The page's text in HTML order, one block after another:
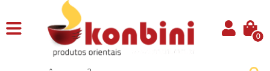
0